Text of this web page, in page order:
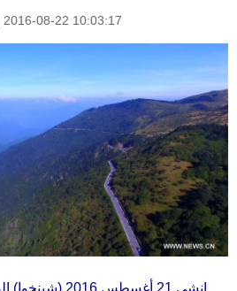
الثقافة والتعليم
السياحة والبيئة
الصور
2016-08-22 10:03:17